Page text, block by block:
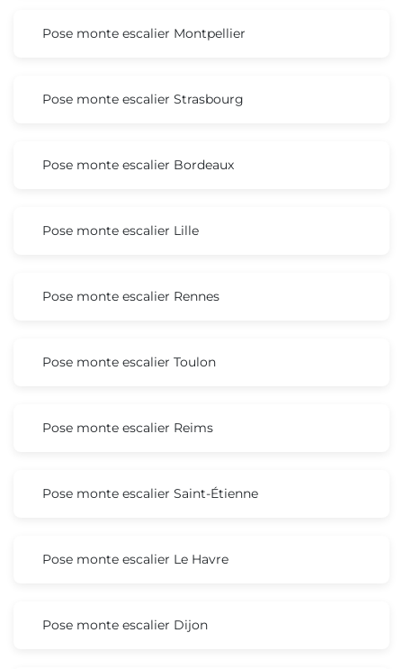
Pose monte escalier Montpellier
Pose monte escalier Strasbourg
Pose monte escalier Bordeaux
Pose monte escalier Lille
Pose monte escalier Rennes
Pose monte escalier Toulon
Pose monte escalier Reims
Pose monte escalier Saint-Étienne
Pose monte escalier Le Havre
Pose monte escalier Dijon